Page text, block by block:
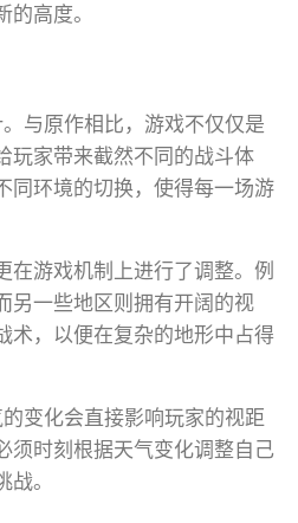
高度。
与原作相比，游戏不仅仅是
玩家带来截然不同的战斗体
同环境的切换，使得每一场游
在游戏机制上进行了调整。例
另一些地区则拥有开阔的视
术，以便在复杂的地形中占得
变化会直接影响玩家的视距
须时刻根据天气变化调整自己
。